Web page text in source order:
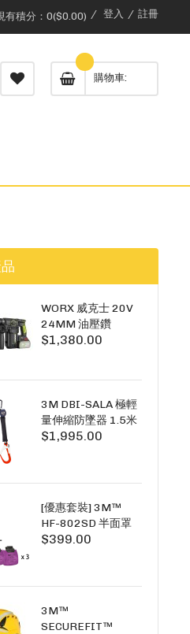
有積分：0($0.00) 登入 註冊
購物車
WORX 威克士 20V
24MM 油壓鑽
WU385.3（雙5A電
$1,380.00
3M DBI-SALA 極輕
量伸縮防墜器 1.5米
(雙鉤) 3101754
TWINS
$1,995.00
[優惠套裝] 3M™
HF-802SD 半面罩
式呼吸防護面具 +
SECURE CLICK HF-
系列
$399.00
3M™
SECUREFIT™